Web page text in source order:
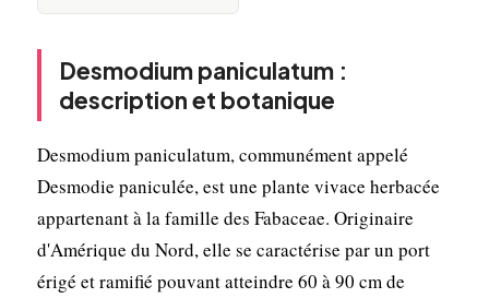
Desmodium paniculatum :
description et botanique
Desmodium paniculatum, communément appelé
Desmodie paniculée, est une plante vivace herbacée
appartenant à la famille des Fabaceae. Originaire
d'Amérique du Nord, elle se caractérise par un port
érigé et ramifié pouvant atteindre 60 à 90 cm de